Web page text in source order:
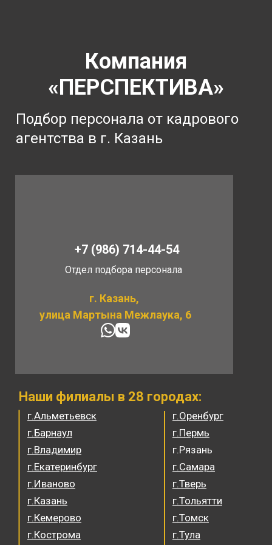
г.Оренбург
г.Пермь
г.Рязань
г.Самара
г.Тверь
г.Тольятти
г.Томск
г.Тула
г.Альметьевск
г.Барнаул
г.Владимир
г.Екатеринбург
г.Иваново
г.Казань
г.Кемерово
г.Кострома
Наши филиалы в 28 городах:
Отдел подбора персонала
+7 (986) 714-44-54
г. Казань,
улица Мартына Межлаука, 6
Подбор персонала от кадрового
агентства в г. Казань
Компания
«ПЕРСПЕКТИВА»